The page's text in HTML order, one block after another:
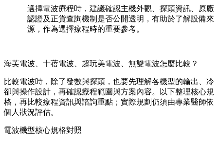
選擇電波療程時，建議確認主機外觀、探頭資訊、原廠
認證及正貨查詢機制是否公開透明，有助於了解設備來
源，作為選擇療程時的重要參考。
海芙電波、十蓓電波、超玩美電波、無雙電波怎麼比較？
比較電波時，除了發數與探頭，也要先理解各機型的輸出、冷
卻與操作設計，再確認療程範圍與方案內容。以下整理核心規
格，再比較療程資訊與諮詢重點；實際規劃仍須由專業醫師依
個人狀況評估。
電波機型核心規格對照